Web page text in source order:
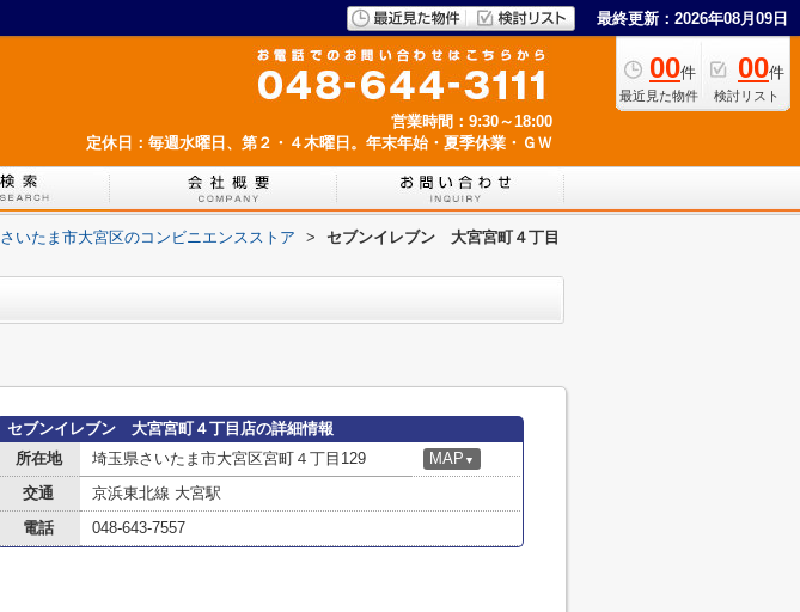
最終更新：2026年08月09日
00件
最近見た物件
00件
検討リスト
営業時間：9:30～18:00
定休日：毎週水曜日、第２・４木曜日。年末年始・夏季休業・ＧＷ
さいたま市大宮区のコンビニエンスストア >
セブンイレブン 大宮宮町４丁目
セブンイレブン 大宮宮町４丁目店の詳細情報
所在地
埼玉県さいたま市大宮区宮町４丁目129 MAP ▼
交通
京浜東北線 大宮駅
電話
048-643-7557